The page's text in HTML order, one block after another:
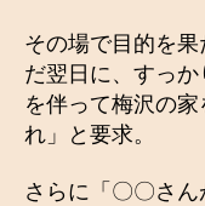
その場で目的を
だ翌日に、すっ
を伴って梅沢の
れ」と要求。
さらに「〇〇さ